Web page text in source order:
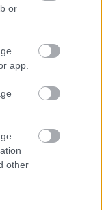
or
app.
other
az
különös